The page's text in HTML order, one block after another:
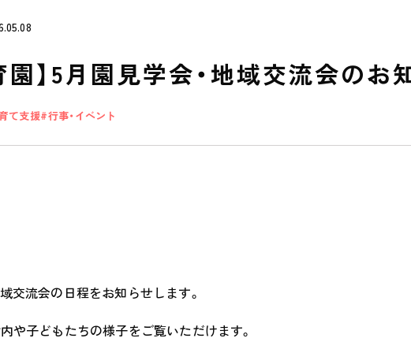
FEATURE
園】5月園見学会・地域交流会のお
て支援 行事・イベント
交流会の日程をお知らせします。
や子どもたちの様子をご覧いただけます。